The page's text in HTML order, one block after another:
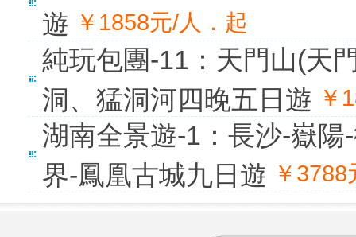
遊 ￥1858元/人．起
純玩包團-11：天門山(天
洞、猛洞河四晚五日遊 ￥
湖南全景遊-1：長沙-嶽
界-鳳凰古城九日遊 ￥